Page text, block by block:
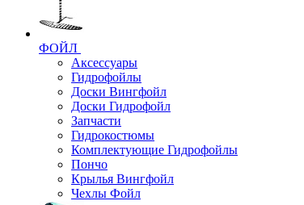
ФОЙЛ
Аксессуары
Гидрофойлы
Доски Вингфойл
Доски Гидрофойл
Запчасти
Гидрокостюмы
Комплектующие Гидрофойлы
Пончо
Крылья Вингфойл
Чехлы Фойл